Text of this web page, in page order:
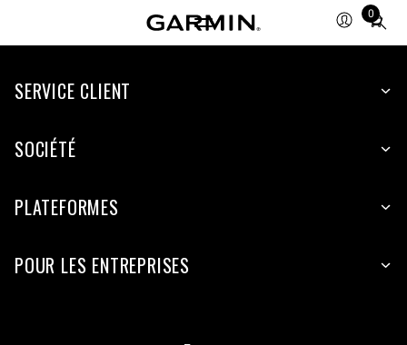
0
Total
items
cart:
SERVICE CLIENT
SOCIÉTÉ
PLATEFORMES
POUR LES ENTREPRISES